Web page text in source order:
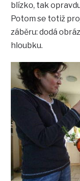
blízko, tak
Potom se totiž
záběru: dodá
hloubku.